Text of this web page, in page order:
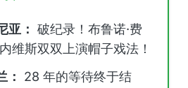
亚： 破纪录！布鲁诺·费
维斯双双上演帽子戏法！
：
28 年的等待终于结